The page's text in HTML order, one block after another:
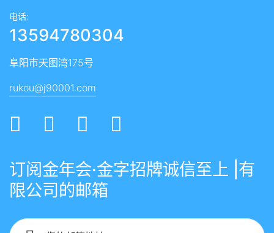
电话:
13594780304
阜阳市天图湾175号
rukou@j90001.com
订阅金年会·金字招牌诚信至上 |有
限公司的邮箱